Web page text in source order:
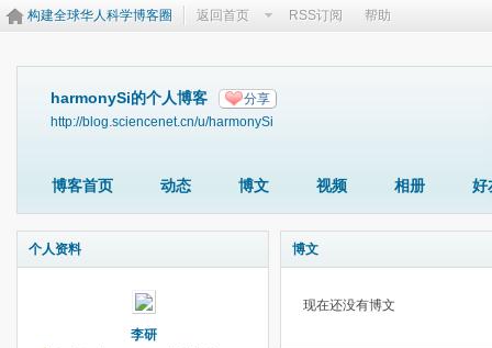
构建全球华人科学博客圈 返回首页 RSS订阅 帮助
harmonySi的个人博客 分享
http://blog.sciencenet.cn/u/harmonySi
博客首页 动态 博文 视频 相册 好
个人资料
李研
博文
现在还没有博文